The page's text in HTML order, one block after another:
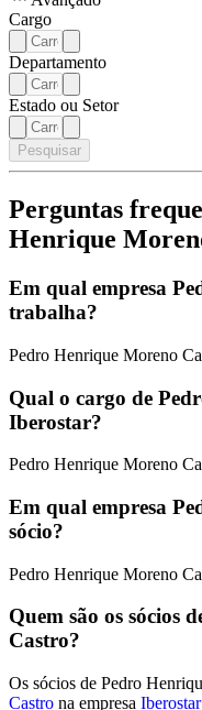
Cargo
Departamento
Estado ou Setor
Pesquisar
Perguntas
Henrique
Em qual empresa
trabalha?
Pedro Henrique Moreno
Qual o cargo de
Iberostar?
Pedro Henrique Moreno
Em qual empresa
sócio?
Pedro Henrique Moreno
Quem são os sócios
Castro?
Os sócios de Pedro
Castro na empresa Iberostar